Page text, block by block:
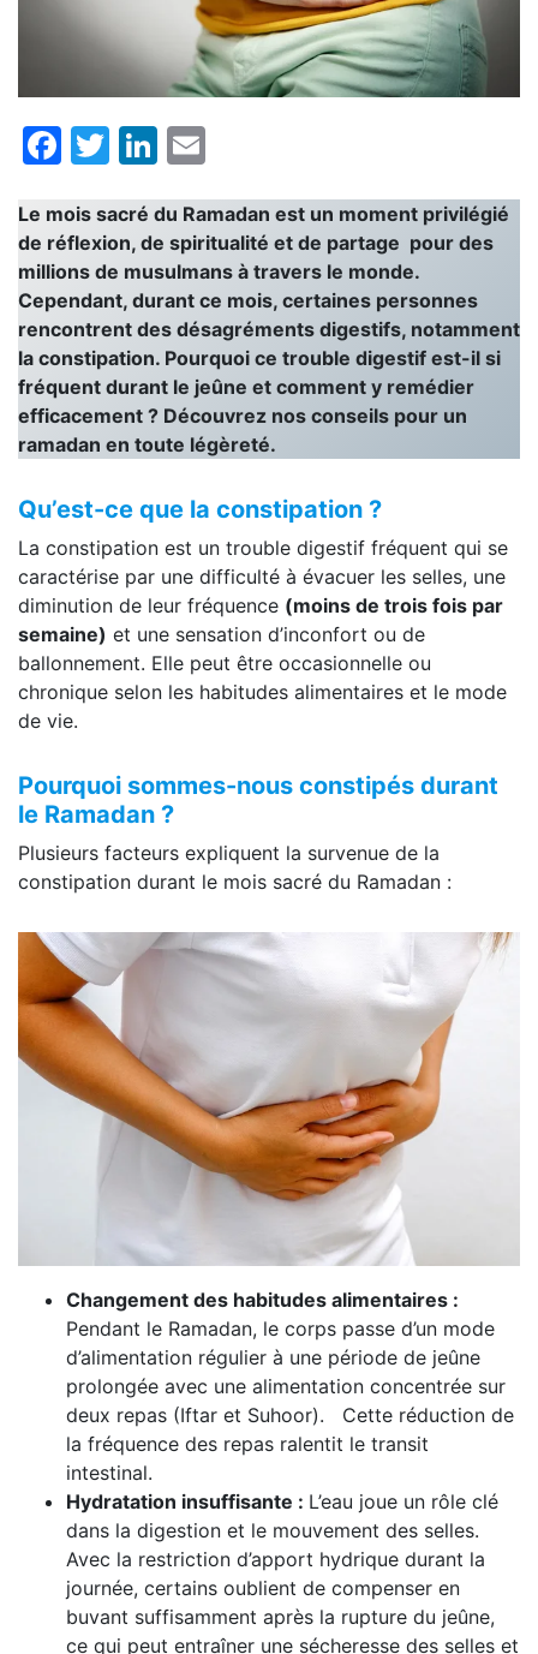
Facebook
TwitterLinkedIn
Le mois sacré du Ramadan est un moment privilégié
de réflexion, de spiritualité et de partage pour des
millions de musulmans à travers le monde.
Cependant, durant ce mois, certaines personnes
rencontrent des désagréments digestifs, notamment
la constipation. Pourquoi ce trouble digestif est-il si
fréquent durant le jeûne et comment y remédier
efficacement ? Découvrez nos conseils pour un
ramadan en toute légèreté.
Qu’est-ce que la constipation ?
La constipation est un trouble digestif fréquent qui se
caractérise par une difficulté à évacuer les selles, une
diminution de leur fréquence (moins de trois fois par
semaine) et une sensation d’inconfort ou de
ballonnement. Elle peut être occasionnelle ou
chronique selon les habitudes alimentaires et le mode
de vie.
Pourquoi sommes-nous constipés durant
le Ramadan ?
Plusieurs facteurs expliquent la survenue de la
constipation durant le mois sacré du Ramadan :
Changement des habitudes alimentaires :
Pendant le Ramadan, le corps passe d’un mode
d’alimentation régulier à une période de jeûne
prolongée avec une alimentation concentrée sur
deux repas (Iftar et Suhoor). Cette réduction de
la fréquence des repas ralentit le transit
intestinal.
Hydratation insuffisante : L’eau joue un rôle clé
dans la digestion et le mouvement des selles.
Avec la restriction d’apport hydrique durant la
journée, certains oublient de compenser en
buvant suffisamment après la rupture du jeûne,
ce qui peut entraîner une sécheresse des selles et